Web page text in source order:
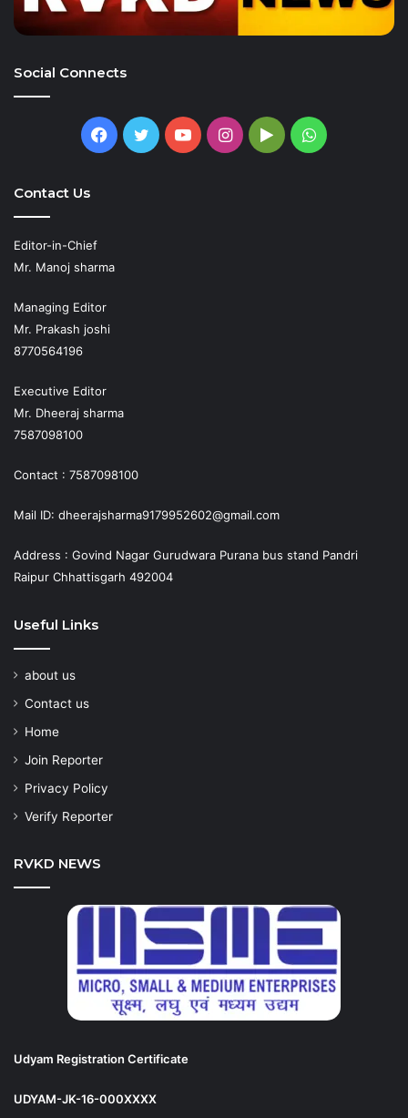
Social Connects
Facebook
TwitterYouTubeInstagram
GoogleWhatsApp
Contact Us
Editor-in-Chief
Mr. Manoj sharma
Managing Editor
Mr. Prakash joshi
8770564196
Executive Editor
Mr. Dheeraj sharma
7587098100
Contact : 7587098100
Mail ID: dheerajsharma9179952602@gmail.com
Address : Govind Nagar Gurudwara Purana bus stand Pandri
Raipur Chhattisgarh 492004
Useful Links
about us
Contact us
Home
Join Reporter
Privacy Policy
Verify Reporter
RVKD NEWS
Udyam Registration Certificate
UDYAM-JK-16-000XXXX